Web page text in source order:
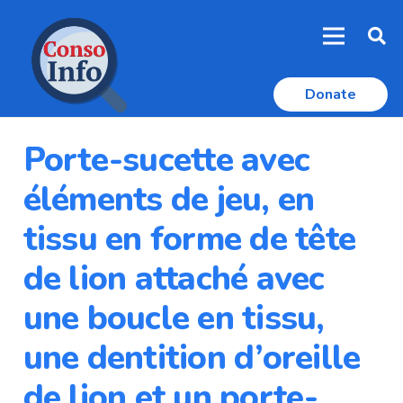
Donate
Porte-sucette avec
éléments de jeu, en
tissu en forme de tête
de lion attaché avec
une boucle en tissu,
une dentition d’oreille